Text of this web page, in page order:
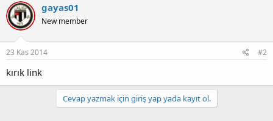
t
a
n
i
h
gayas01
New member
23 Kas 2014 #2
kırık link
Cevap yazmak için giriş yap yada kayıt ol.